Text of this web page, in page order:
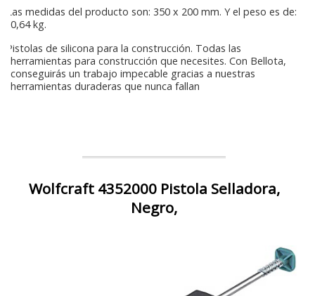
Las medidas del producto son: 350 x 200 mm. Y el peso es de:
0,64 kg.
Pistolas de silicona para la construcción. Todas las
herramientas para construcción que necesites. Con Bellota,
conseguirás un trabajo impecable gracias a nuestras
herramientas duraderas que nunca fallan
Wolfcraft 4352000 Pistola Selladora,
Negro,